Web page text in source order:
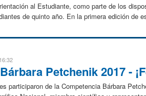
al Estudiante, como parte de los
de quinto año. En la primera edición de
Petchenik 2017 -
participaron de la Competencia Bárbara